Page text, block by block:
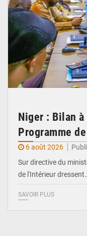
Niger : Bilan
Programme
6 août 2026
Sur directive du
de l'Intérieur
SAVOIR PLUS